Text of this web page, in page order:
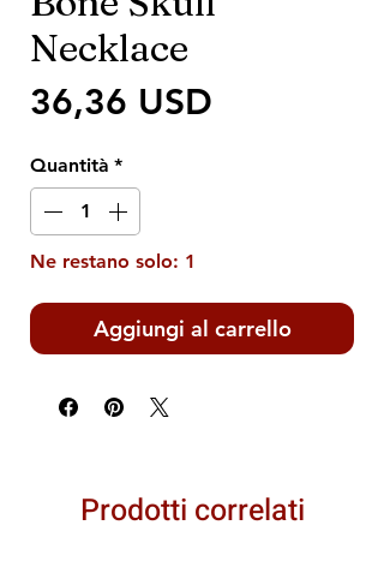
Necklace
36,36 USD
Quantità *
Ne restano solo: 1
Aggiungi al carrello
Prodotti correlati